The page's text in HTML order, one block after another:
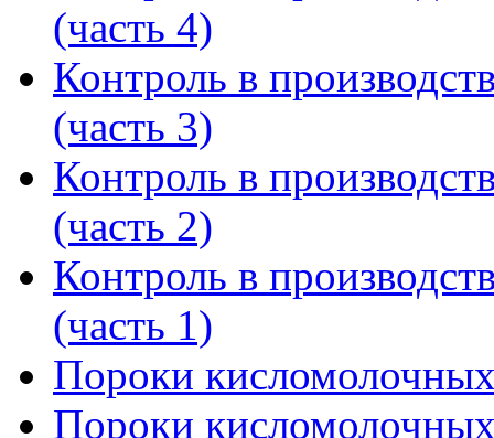
(часть 4)
Контроль в
(часть 3)
Контроль в
(часть 2)
Контроль в
(часть 1)
Пороки
Пороки